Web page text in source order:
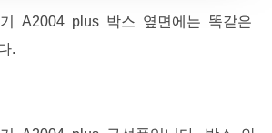
A2004 plus 박스 옆면에는 똑같은
.